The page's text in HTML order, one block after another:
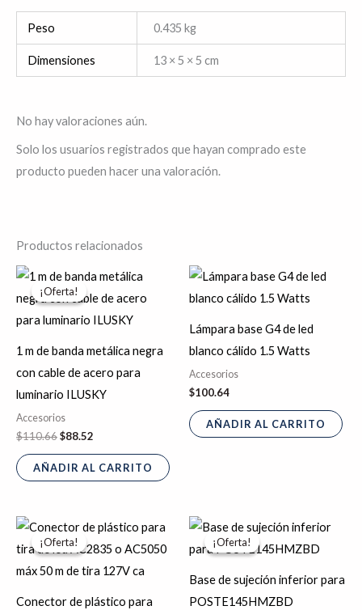
Peso 0.435 kg
Dimensiones 13 × 5 × 5 cm
No hay valoraciones aún.
Solo los usuarios registrados que hayan comprado este
producto pueden hacer una valoración.
Productos relacionados
¡Oferta!
¡Oferta!
1 m de banda metálica negra
con cable de acero para
luminario ILUSKY
Accesorios
$110.66
El
precio
original
$110.66.
$88.52
precio
actual
$88.52.
AÑADIR AL CARRITO
Lámpara base G4 de led
blanco cálido 1.5 Watts
Accesorios
$100.64
AÑADIR AL CARRITO
¡Oferta!
¡Oferta!
Conector de plástico para
El
precio
original
$102.20.
precio
actual
$81.76.
¡Oferta!
¡Oferta!
Base de sujeción inferior para
POSTE145HMZBD
El
precio
original
$438.02.
El
precio
actual
$350.41.